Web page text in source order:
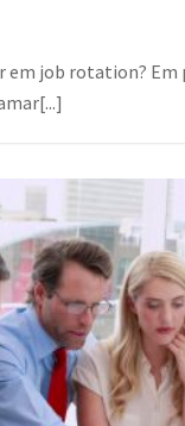
em job rotation? Em